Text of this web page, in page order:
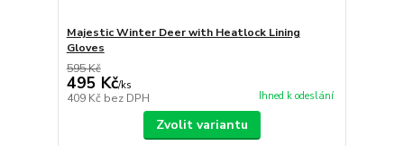
Majestic Winter Deer with Heatlock Lining
Gloves
595 Kč
495 Kč/ks
409 Kč bez DPH Ihned k odeslání
Zvolit variantu